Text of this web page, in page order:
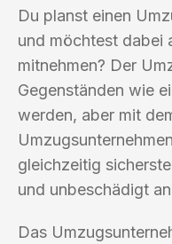
Du planst einen
und möchtest dabei
mitnehmen? Der
Gegenständen wie
werden, aber mit
gleichzeitig
und unbeschädigt
Das